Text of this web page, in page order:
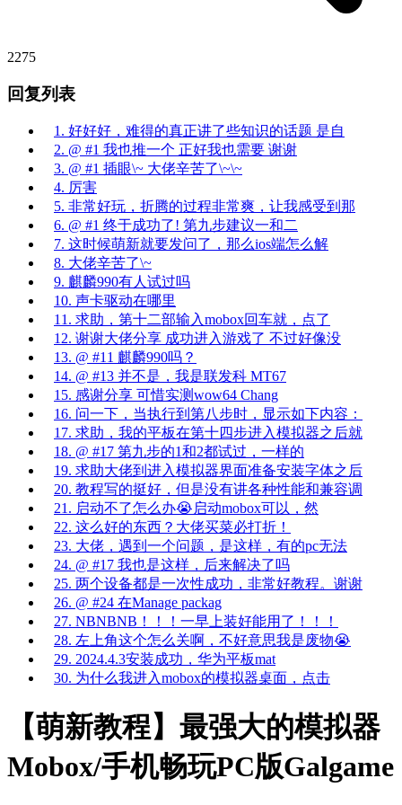
2275
回复列表
1. 好好好，难得的真正讲了些知识的话题 是自
2. @ #1 我也推一个 正好我也需要 谢谢
3. @ #1 插眼\~ 大佬辛苦了\~\~
4. 厉害
5. 非常好玩，折腾的过程非常爽，让我感受到那
6. @ #1 终于成功了! 第九步建议一和二
7. 这时候萌新就要发问了，那么ios端怎么解
8. 大佬辛苦了\~
9. 麒麟990有人试过吗
10. 声卡驱动在哪里
11. 求助，第十二部输入mobox回车就，点了
12. 谢谢大佬分享 成功进入游戏了 不过好像没
13. @ #11 麒麟990吗？
14. @ #13 并不是，我是联发科 MT67
15. 感谢分享 可惜实测wow64 Chang
16. 问一下，当执行到第八步时，显示如下内容：
17. 求助，我的平板在第十四步进入模拟器之后就
18. @ #17 第九步的1和2都试过，一样的
19. 求助大佬到进入模拟器界面准备安装字体之后
20. 教程写的挺好，但是没有讲各种性能和兼容调
21. 启动不了怎么办😭启动mobox可以，然
22. 这么好的东西？大佬买菜必打折！
23. 大佬，遇到一个问题，是这样，有的pc无法
24. @ #17 我也是这样，后来解决了吗
25. 两个设备都是一次性成功，非常好教程。谢谢
26. @ #24 在Manage packag
27. NBNBNB！！！一早上装好能用了！！！
28. 左上角这个怎么关啊，不好意思我是废物😭
29. 2024.4.3安装成功，华为平板mat
30. 为什么我进入mobox的模拟器桌面，点击
【萌新教程】最强大的模拟器
Mobox/手机畅玩PC版Galgame